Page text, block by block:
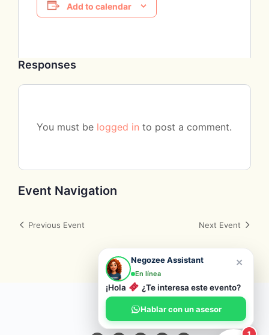
Add to calendar
Responses
You must be logged in to post a comment.
Event Navigation
Previous Event Next Event
© 2026 Negozee
×
Negozee Assistant
En línea
¡Hola ¿Te interesa este evento?
Hablar con un asesor